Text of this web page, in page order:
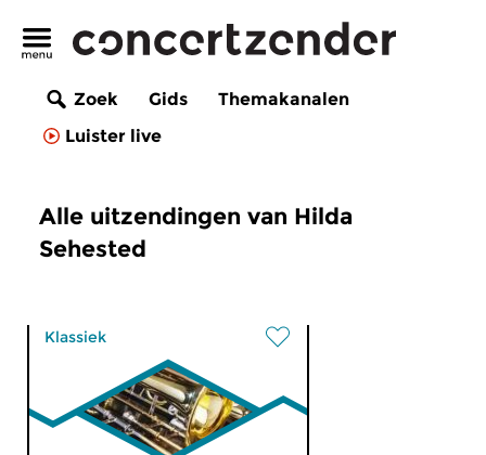
Zoek Gids
Themakanalen
Luister live
Alle uitzendingen van Hilda
Sehested
Klassiek